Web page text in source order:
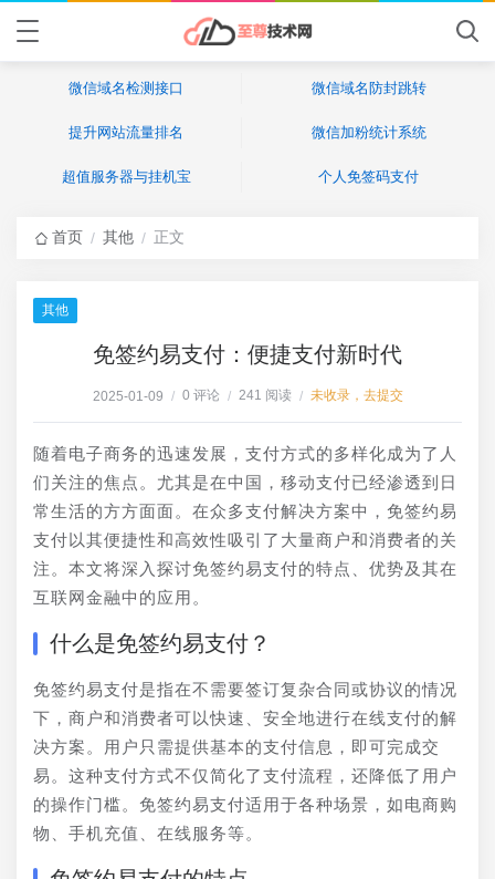
微信域名检测接口 微信域名防封跳转
提升网站流量排名 微信加粉统计系统
超值服务器与挂机宝 个人免签码支付
首页 / 其他 / 正文
其他
免签约易支付：便捷支付新时代
2025-01-09 / 0 评论 / 241 阅读 / 未收录，去提交
随着电子商务的迅速发展，支付方式的多样化成为了人
们关注的焦点。尤其是在中国，移动支付已经渗透到日
常生活的方方面面。在众多支付解决方案中，免签约易
支付以其便捷性和高效性吸引了大量商户和消费者的关
注。本文将深入探讨免签约易支付的特点、优势及其在
互联网金融中的应用。
什么是免签约易支付？
免签约易支付是指在不需要签订复杂合同或协议的情况
下，商户和消费者可以快速、安全地进行在线支付的解
决方案。用户只需提供基本的支付信息，即可完成交
易。这种支付方式不仅简化了支付流程，还降低了用户
的操作门槛。免签约易支付适用于各种场景，如电商购
物、手机充值、在线服务等。